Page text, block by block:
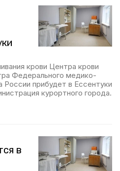
крови Центра крови
Федерального медико-
России прибудет в Ессентуки
курортного города.
в